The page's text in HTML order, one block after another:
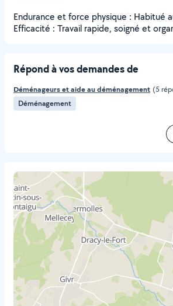
Endurance et force physique : Habitué
Efficacité : Travail rapide, soigné et
Répond à vos demandes de
Déménageurs et aide au déménagement (5
Déménagement